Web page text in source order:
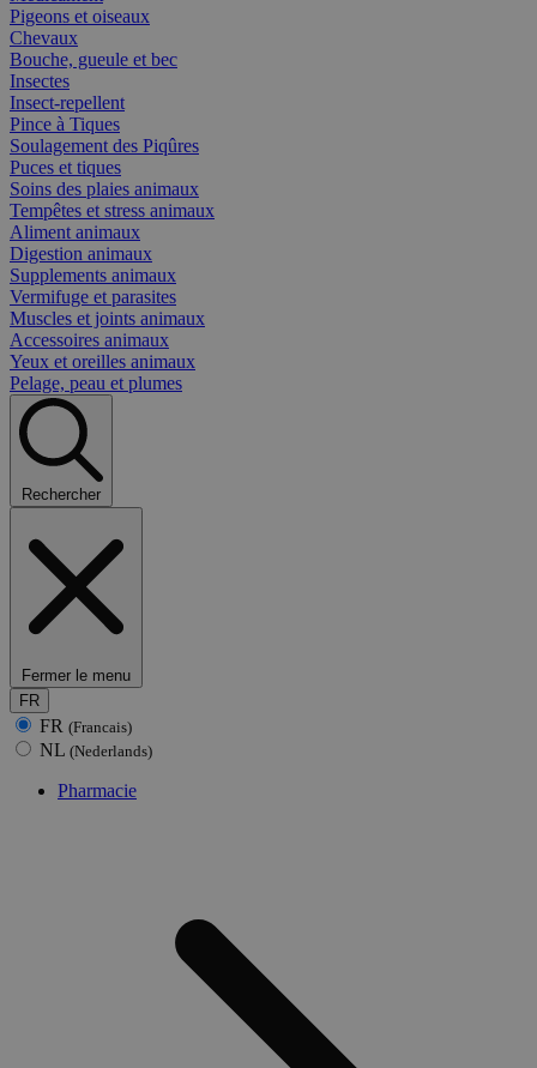
Pigeons et oiseaux
Chevaux
Bouche, gueule et bec
Insectes
Insect-repellent
Pince à Tiques
Soulagement des Piqûres
Puces et tiques
Soins des plaies animaux
Tempêtes et stress animaux
Aliment animaux
Digestion animaux
Supplements animaux
Vermifuge et parasites
Muscles et joints animaux
Accessoires animaux
Yeux et oreilles animaux
Pelage, peau et plumes
Rechercher
Fermer le menu
FR
FR (Francais)
NL (Nederlands)
Pharmacie